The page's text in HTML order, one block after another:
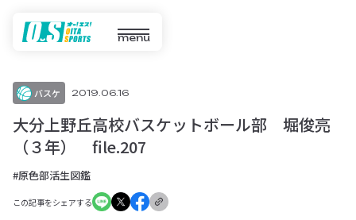
menu
バスケ 2019.06.16
大分上野丘高校バスケットボール部 堀俊亮
（３年） file.207
#原色部活生図鑑
この記事をシェアする